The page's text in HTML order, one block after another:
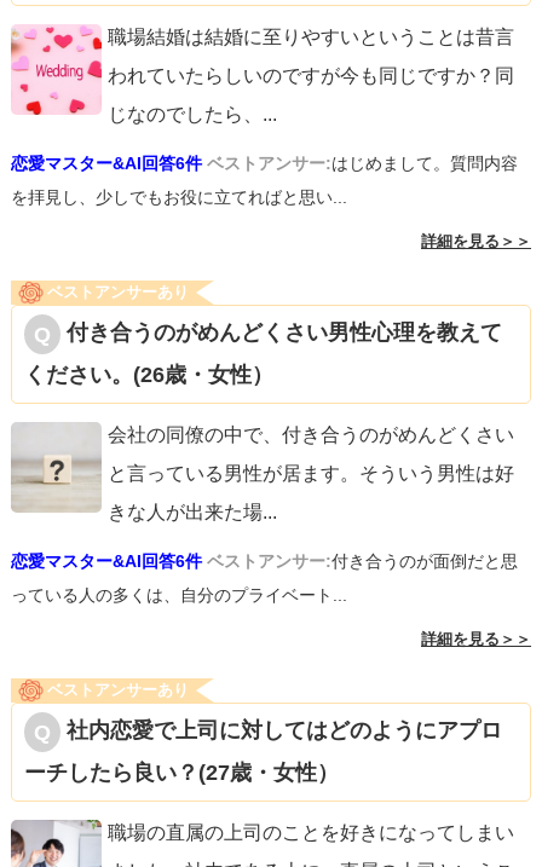
職場結婚は結婚に至りやすいということは昔言
われていたらしいのですが今も同じですか？同
じなのでしたら、 ...
恋愛マスター&AI回答6件 ベストアンサー:はじめまして。質問内容
を拝見し、少しでもお役に立てればと思い...
詳細を見る＞＞
ベストアンサーあり
付き合うのがめんどくさい男性心理を教えて
ください。(26歳・女性）
会社の同僚の中で、付き合うのがめんどくさい
と言っている男性が居ます。そういう男性は好
きな人が出来た場...
恋愛マスター&AI回答6件 ベストアンサー:付き合うのが面倒だと思
っている人の多くは、自分のプライベート...
詳細を見る＞＞
ベストアンサーあり
社内恋愛で上司に対してはどのようにアプロ
ーチしたら良い？(27歳・女性）
職場の直属の上司のことを好きになってしまい